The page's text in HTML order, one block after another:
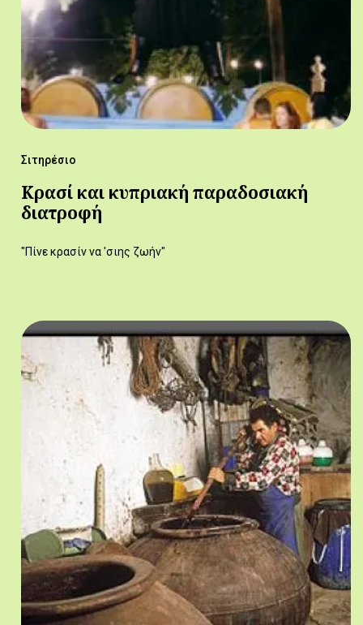
Σιτηρέσιο
Κρασί και κυπριακή παραδοσιακή
διατροφή
"Πίνε κρασίν να 'σιης ζωήν"